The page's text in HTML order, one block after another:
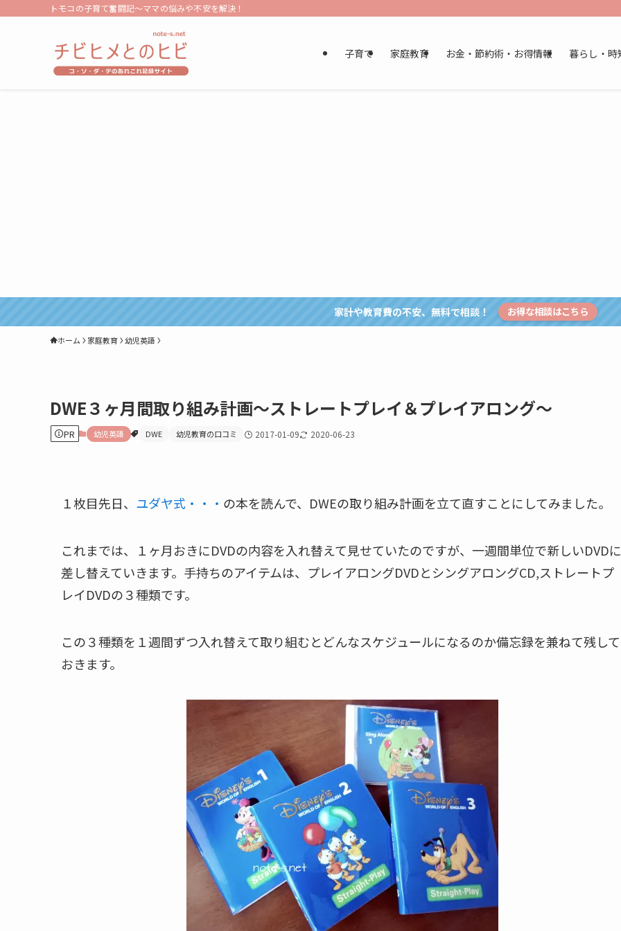
トモコの子育て奮闘記～ママの悩みや不安を解決！
子育て 家庭教育 お金・節約術・お得情報 暮らし・時
家計や教育費の不安、無料で相談！ お得な相談はこちら
ホーム 家庭教育 幼児英語
DWE３ヶ月間取り組み計画～ストレートプレイ＆プレイアロング～
PR 幼児英語 DWE 幼児教育の口コミ 2017-01-09 2020-06-23
１枚目先日、 ユダヤ式・・・ の本を読んで、DWEの取り組み計画を立て直すことにしてみました。
これまでは、１ヶ月おきにDVDの内容を入れ替えて見せていたのですが、一週間単位で新しいDVDに
差し替えていきます。手持ちのアイテムは、プレイアロングDVDとシングアロングCD,ストレートプ
レイDVDの３種類です。
この３種類を１週間ずつ入れ替えて取り組むとどんなスケジュールになるのか備忘録を兼ねて残して
おきます。